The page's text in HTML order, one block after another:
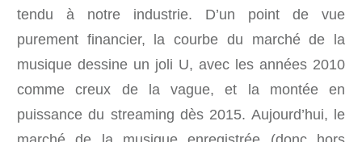
tendu à notre industrie. D’un point de vue
purement financier, la courbe du marché de la
musique dessine un joli U, avec les années 2010
comme creux de la vague, et la montée en
puissance du streaming dès 2015. Aujourd’hui, le